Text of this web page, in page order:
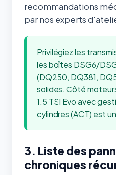
recommandations
par nos experts
Privilégiez les
les boîtes DSG6/
(DQ250, DQ381,
solides. Côté
1.5 TSI Evo avec
cylindres (ACT) est
3. Liste des
chroniques